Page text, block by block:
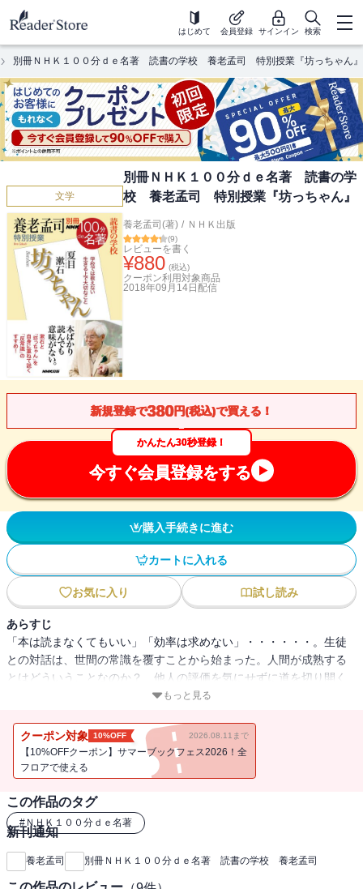
はじめて 会員登録 サインイン 検索
別冊ＮＨＫ１００分ｄｅ名著 読書の学校 養老孟司 特別授業『坊っちゃん』
文学
別冊ＮＨＫ１００分ｄｅ名著 読書の学
校 養老孟司 特別授業『坊っちゃん』
養老孟司(著) / ＮＨＫ出版
(9)
レビューを書く
¥880 (税込)
クーポン利用対象商品
2018年09月14日 配信
新規登録で380円(税込)で買える！
かんたん30秒登録！
今すぐ会員登録をする
購入手続きに進む
カートに入れる
お気に入り 試し読み
あらすじ
「本は読まなくてもいい」「効率は求めない」・・・・・・。生徒
との対話は、世間の常識を覆すことから始まった。人間が成熟する
とはどういうことなのか？ 他人の評価を気にせずに道を切り開く
術とは？ 漱石と「坊っちゃん」の姿を自身に重ねながら、養老
もっと見る
クーポン対象 10%OFF 2026.08.11まで
【10%OFFクーポン】サマーブックフェス2026！全
フロアで使える
この作品のタグ
# ＮＨＫ１００分ｄｅ名著
新刊通知
養老孟司 別冊ＮＨＫ１００分ｄｅ名著 読書の学校 養老孟司